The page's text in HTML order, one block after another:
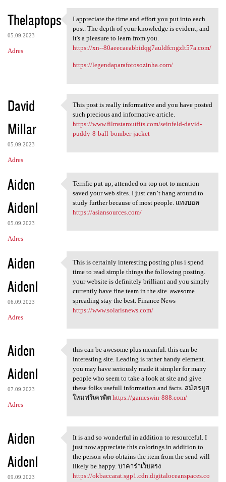
Thelaptops
05.09.2023
Adres
I appreciate the time and
I appreciate the time and effort you put into each
post. The depth of your knowledge is evident, and
it's a pleasure to learn from you.
https://xn--80aeecaeabbidqg7auldfcngzlt57a.com/
https://legendaparafotosozinha.com/
David
Millar
05.09.2023
Adres
This post is really
This post is really informative and you have posted
such precious and informative article.
https://www.filmstaroutfits.com/seinfeld-david-
puddy-8-ball-bomber-jacket
Aiden
Aiden1
05.09.2023
Adres
Terrific put up, attended on
Terrific put up, attended on top not to mention
saved your web sites. I just can’t hang around to
study further because of most people. แทงบอล
https://asiansources.com/
Aiden
Aiden1
06.09.2023
Adres
This is certainly interesting
This is certainly interesting posting plus i spend
time to read simple things the following posting.
your website is definitely brilliant and you simply
currently have fine team in the site. awesome
spreading stay the best. Finance News
https://www.solarisnews.com/
Aiden
Aiden1
07.09.2023
Adres
this can be awesome plus
this can be awesome plus meanful. this can be
interesting site. Leading is rather handy element.
you may have seriously made it simpler for many
people who seem to take a look at site and give
these folks usefull information and facts. สมัครยูส
ใหม่ฟรีเครดิต https://gameswin-888.com/
Aiden
Aiden1
09.09.2023
It is and so wonderful in
It is and so wonderful in addition to resourceful. I
just now appreciate this colorings in addition to
the person who obtains the item from the send will
likely be happy. บาคาร่าเว็บตรง
https://okbaccarat.sgp1.cdn.digitaloceanspaces.co